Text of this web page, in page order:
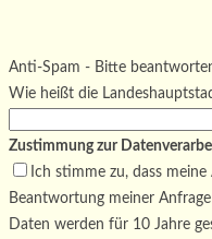
Bitte lasse dieses Feld leer.
Anti-Spam - Bitte
Wie heißt die
Zustimmung zur
Ich stimme zu, dass
Beantwortung meiner
Daten werden für 10 Jahre